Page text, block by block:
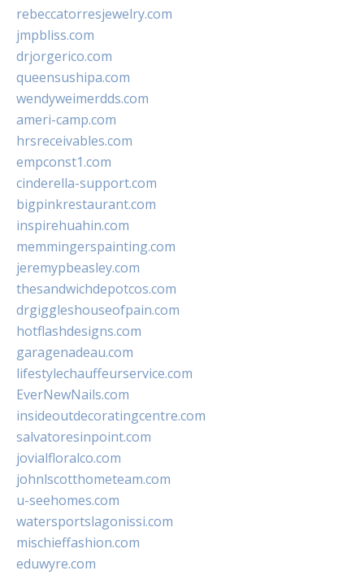
rebeccatorresjewelry.com
jmpbliss.com
drjorgerico.com
queensushipa.com
wendyweimerdds.com
ameri-camp.com
hrsreceivables.com
empconst1.com
cinderella-support.com
bigpinkrestaurant.com
inspirehuahin.com
memmingerspainting.com
jeremypbeasley.com
thesandwichdepotcos.com
drgiggleshouseofpain.com
hotflashdesigns.com
garagenadeau.com
lifestylechauffeurservice.com
EverNewNails.com
insideoutdecoratingcentre.com
salvatoresinpoint.com
jovialfloralco.com
johnlscotthometeam.com
u-seehomes.com
watersportslagonissi.com
mischieffashion.com
eduwyre.com